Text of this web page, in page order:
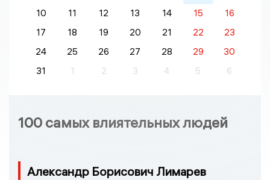
10
11 12 13 14 15
16
17
18 19 20 21 22
23
24
25 26 27 28 29
30
31
1 2 3 4 5 6
100 самых влиятельных людей
Александр Борисович Лимарев